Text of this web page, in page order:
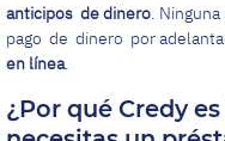
anticipos de dinero.
pago de dinero por
en línea.
¿Por qué Credy